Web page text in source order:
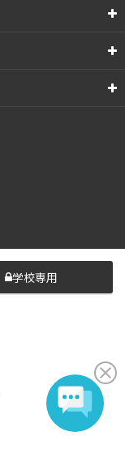
学校専用